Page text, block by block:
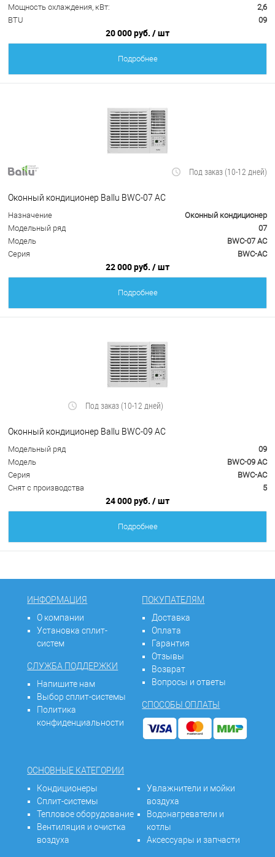
Мощность охлаждения, кВт:
2,6
BTU
09
20 000 руб. / шт
Подробнее
Под заказ (10-12 дней)
Оконный кондиционер Ballu BWC-07 AC
Назначение
Оконный кондиционер
Модельный ряд
07
Модель
BWC-07 AC
Серия
BWC-AC
22 000 руб. / шт
Подробнее
Под заказ (10-12 дней)
Оконный кондиционер Ballu BWC-09 AC
Модельный ряд
09
Модель
BWC-09 AC
Серия
BWC-AC
Снят с производства
5
24 000 руб. / шт
Подробнее
ИНФОРМАЦИЯ
О компании
Установка сплит-
систем
СЛУЖБА ПОДДЕРЖКИ
Напишите нам
Выбор сплит-системы
Политика
конфиденциальности
ПОКУПАТЕЛЯМ
Доставка
Оплата
Гарантия
Отзывы
Возврат
Вопросы и ответы
СПОСОБЫ ОПЛАТЫ
ОСНОВНЫЕ КАТЕГОРИИ
Кондиционеры
Сплит-системы
Тепловое оборудование
Вентиляция и очистка
воздуха
Увлажнители и мойки
воздуха
Водонагреватели и
котлы
Аксессуары и запчасти